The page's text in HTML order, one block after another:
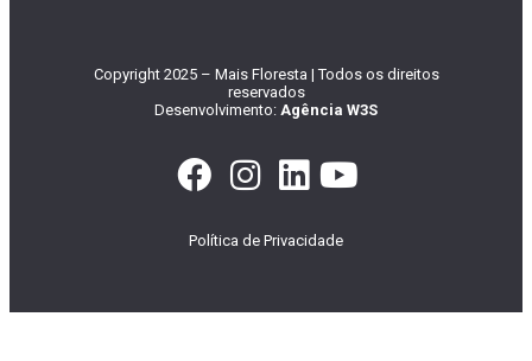
Copyright 2025 – Mais Floresta | Todos os direitos
reservados
Desenvolvimento: Agência W3S
Política de Privacidade